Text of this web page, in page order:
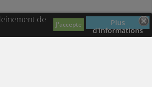
de
J'accepte
Plus
d'informations